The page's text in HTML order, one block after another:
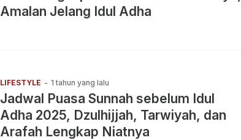
Amalan Jelang Idul Adha
LIFESTYLE - 1 tahun yang lalu
Jadwal Puasa Sunnah sebelum Idul
Adha 2025, Dzulhijjah, Tarwiyah, dan
Arafah Lengkap Niatnya